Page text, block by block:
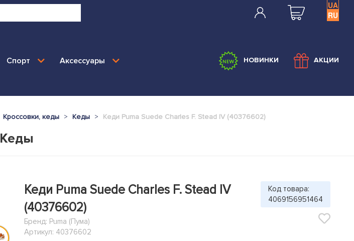
UA
RU
Спорт Аксессуары НОВИНКИ АКЦИИ
Кроссовки, кеды Кеды Кеди Puma Suede Charles F. Stead IV (40376602)
Кеды
Кеди Puma Suede Charles F. Stead IV
(40376602)
Бренд: Puma (Пума)
Артикул: 40376602
Код товара:
4069156951464